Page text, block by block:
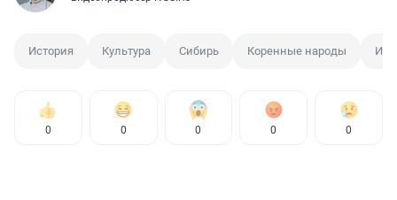
История Культура Сибирь Коренные народы
0 0 0 0 0